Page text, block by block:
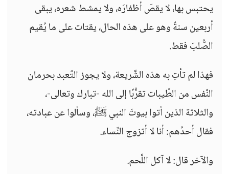
يحتبس بها، لا يقصّ أظفارَه، ولا يمشط شعره، يبقى
أربعين سنةً وهو على هذه الحال، يقتات على ما يُقيم
الصُّلبَ فقط.
فهذا لم تأتِ به هذه الشَّريعة، ولا يجوز التَّعبد بحرمان
النَّفس من الطَّيبات تقرُّبًا إلى الله -تبارك وتعالى-،
والثلاثة الذين أتوا بيوتَ النبي ﷺ، وسألوا عن عبادته،
فقال أحدُهم: أنا لا أتزوج النِّساء.
والآخر قال: لا آكل اللَّحم.